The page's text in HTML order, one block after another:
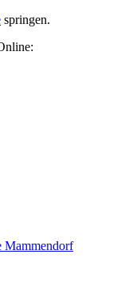
springen.